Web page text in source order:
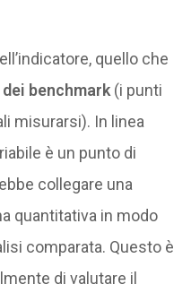
quello che
benchmark(i punti
misurarsi). In linea
è un punto di
collegare una
quantitativa in modo
comparata. Questo è
di valutare il